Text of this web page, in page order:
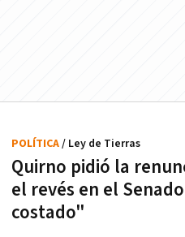
Quirno pidió la
el revés en el
costado"
POLÍTICA/ Ley de Tierras